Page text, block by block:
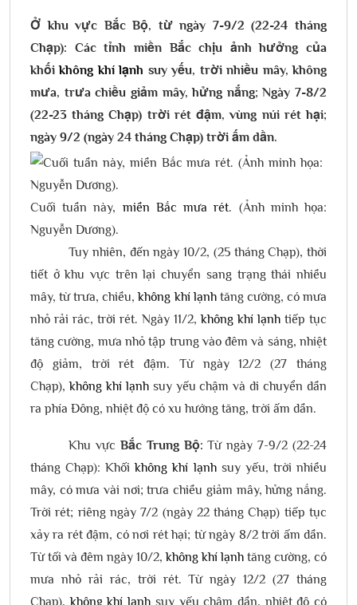
Ở khu vực Bắc Bộ, từ ngày 7-9/2 (22-24 tháng
Chạp): Các tỉnh miền Bắc chịu ảnh hưởng của
khốikhông khí lạnh suy yếu, trời nhiều mây, không
mưa, trưa chiều giảm mây, hửng nắng; Ngày 7-8/2
(22-23 tháng Chạp) trời rét đậm, vùng núi rét hại;
ngày 9/2 (ngày 24 tháng Chạp) trời ấm dần.
Cuối tuần này, miền Bắc mưa rét. (Ảnh minh họa:
Nguyễn Dương).
Tuy nhiên, đến ngày 10/2, (25 tháng Chạp), thời
tiết ở khu vực trên lại chuyển sang trạng thái nhiều
mây, từ trưa, chiều,không khí lạnhtăng cường, có mưa
nhỏ rải rác, trời rét. Ngày 11/2,không khí lạnh tiếp tục
tăng cường, mưa nhỏ tập trung vào đêm và sáng, nhiệt
độ giảm, trời rét đậm. Từ ngày 12/2 (27 tháng
Chạp),không khí lạnhsuy yếu chậm và di chuyển dần
ra phía Đông, nhiệt độ có xu hướng tăng, trời ấm dần.
Khu vực Bắc Trung Bộ: Từ ngày 7-9/2 (22-24
tháng Chạp): Khốikhông khí lạnhsuy yếu, trời nhiều
mây, có mưa vài nơi; trưa chiều giảm mây, hửng nắng.
Trời rét; riêng ngày 7/2 (ngày 22 tháng Chạp) tiếp tục
xảy ra rét đậm, có nơi rét hại; từ ngày 8/2 trời ấm dần.
Từ tối và đêm ngày 10/2,không khí lạnh tăng cường, có
mưa nhỏ rải rác, trời rét. Từ ngày 12/2 (27 tháng
Chạp),không khí lạnh suy yếu chậm dần, nhiệt độ có